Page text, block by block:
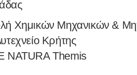
Χημικών Μηχανικών &
Κρήτης
NATURA Themis